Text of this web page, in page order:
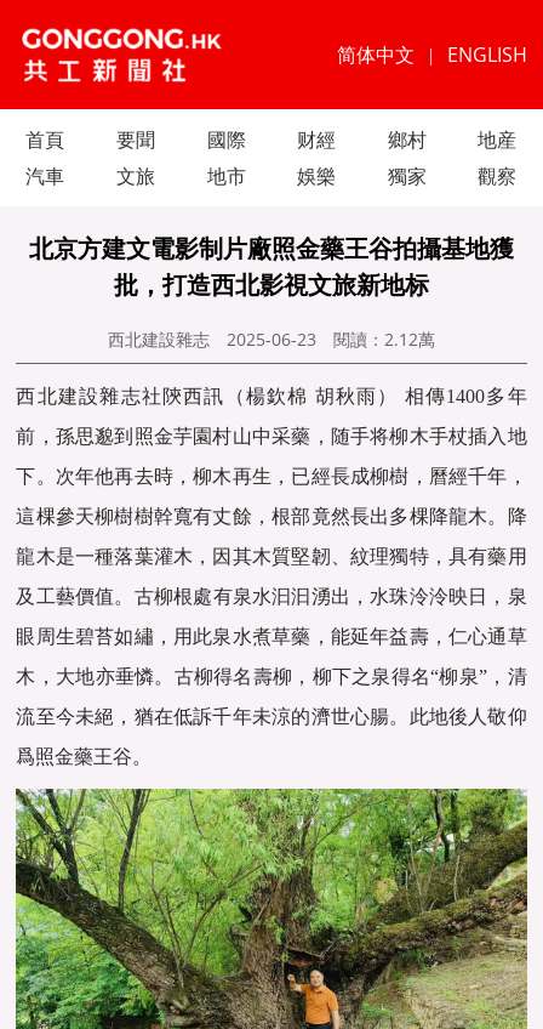
简体中文 | ENGLISH
首頁 要聞 國際 财經 鄉村
地産
汽車
文旅 地市 娛樂 獨家 觀察
北京方建文電影制片廠照金藥王谷拍攝基地獲
批，打造西北影視文旅新地标
西北建設雜志 2025-06-23 閱讀： 2.12萬
西北建設雜志社陝西訊（楊欽棉 胡秋雨） 相傳1400多年
前，孫思邈到照金芋園村山中采藥，随手将柳木手杖插入地
下。次年他再去時，柳木再生，已經長成柳樹，曆經千年，
這棵參天柳樹樹幹寬有丈餘，根部竟然長出多棵降龍木。降
龍木是一種落葉灌木，因其木質堅韌、紋理獨特，具有藥用
及工藝價值。‌‌古柳根處有泉水汩汩湧出，水珠泠泠映日，泉
眼周生碧苔如繡，用此泉水煮草藥，能延年益壽，仁心通草
木，大地亦垂憐。古柳得名壽柳，柳下之泉得名“柳泉”，清
流至今未絕，猶在低訴千年未涼的濟世心腸。此地後人敬仰
爲照金藥王谷。